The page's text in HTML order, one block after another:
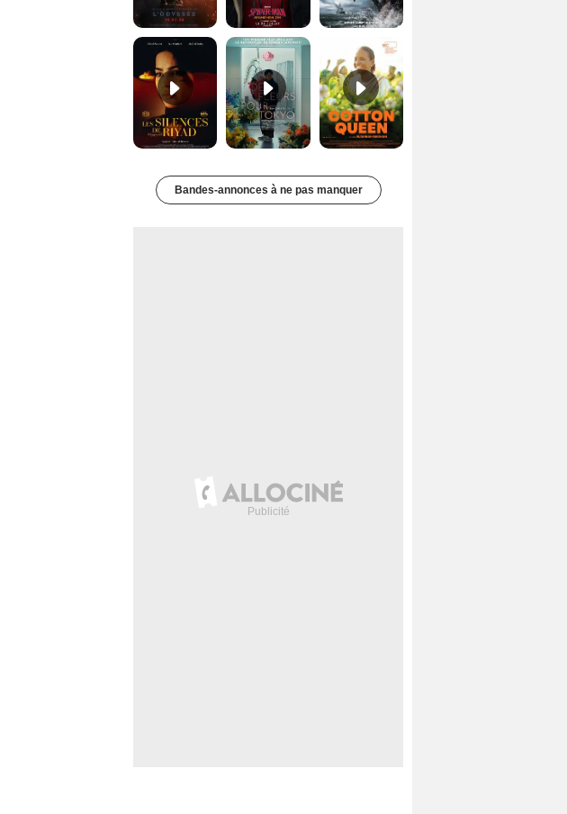
Les Silences de Riyad Bande-annonce VO STFR Cotton Queen Bande-annonce VO STFR
Bandes-annonces à ne pas manquer